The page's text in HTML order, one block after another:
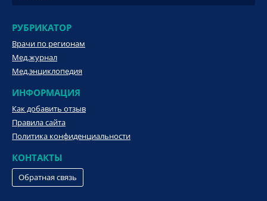
РУБРИКАТОР
Врачи по регионам
Мед.журнал
Мед.энциклопедия
ИНФОРМАЦИЯ
Как добавить отзыв
Правила сайта
Политика конфиденциальности
КОНТАКТЫ
Обратная связь